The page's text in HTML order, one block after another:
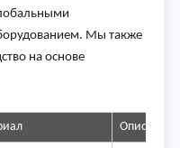
Мы также
на основе
Описание